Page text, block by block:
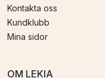
Kontakta oss
Kundklubb
Mina sidor
OM LEKIA